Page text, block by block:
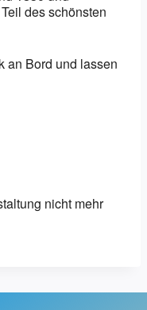
des schönsten
an Bord und lassen
nicht mehr